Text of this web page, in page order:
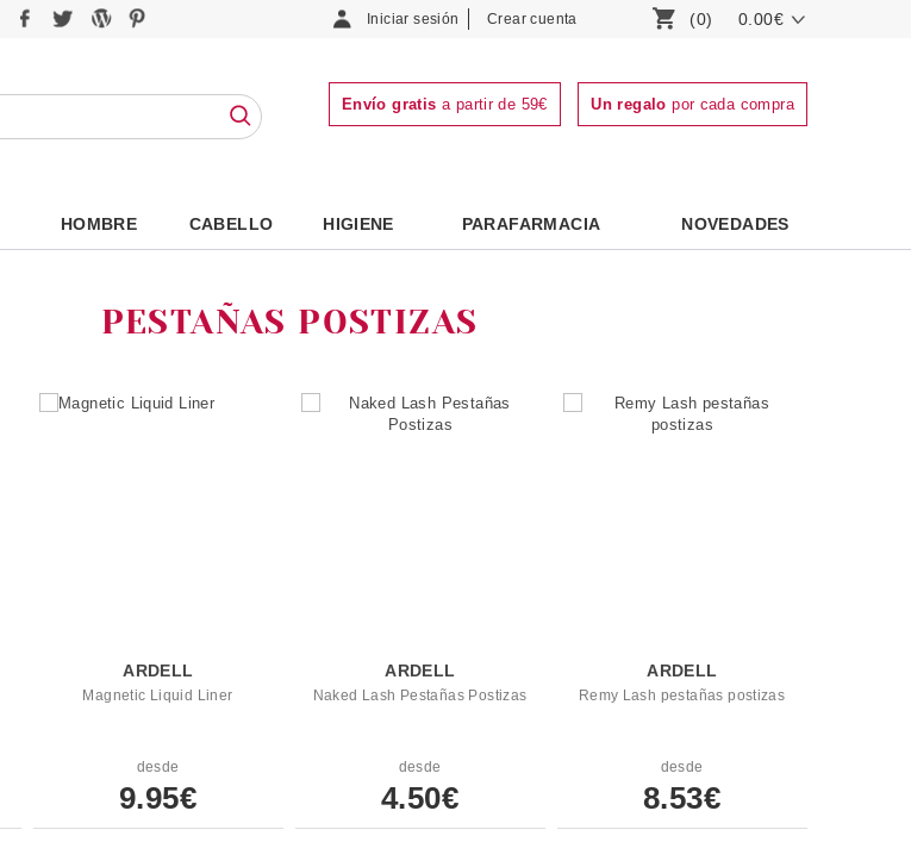
Iniciar sesión Crear cuenta (0) 0.00€
Envío gratis a partir de 59€ Un regalo por cada compra
HOMBRE CABELLO HIGIENE PARAFARMACIA NOVEDADES
PESTAÑAS POSTIZAS
ARDELL
Magnetic Liquid Liner
desde
9.95€
ARDELL
Naked Lash Pestañas Postizas
desde
4.50€
ARDELL
Remy Lash pestañas postizas
desde
8.53€